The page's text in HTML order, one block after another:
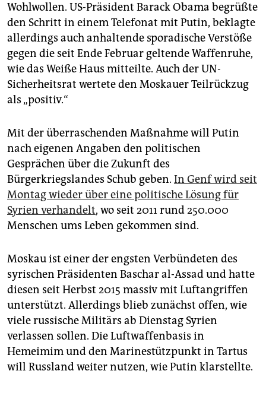
genossenschaft
epaper login
Wohlwollen. US-Präsident Barack Obama begrüßte
den Schritt in einem Telefonat mit Putin, beklagte
allerdings auch anhaltende sporadische Verstöße
gegen die seit Ende Februar geltende Waffenruhe,
wie das Weiße Haus mitteilte. Auch der UN-
Sicherheitsrat wertete den Moskauer Teilrückzug
als „positiv.“
Mit der überraschenden Maßnahme will Putin
nach eigenen Angaben den politischen
Gesprächen über die Zukunft des
Bürgerkriegslandes Schub geben. In Genf wird seit
Montag wieder über eine politische Lösung für
Syrien verhandelt, wo seit 2011 rund 250.000
Menschen ums Leben gekommen sind.
Moskau ist einer der engsten Verbündeten des
syrischen Präsidenten Baschar al-Assad und hatte
diesen seit Herbst 2015 massiv mit Luftangriffen
unterstützt. Allerdings blieb zunächst offen, wie
viele russische Militärs ab Dienstag Syrien
verlassen sollen. Die Luftwaffenbasis in
Hemeimim und den Marinestützpunkt in Tartus
will Russland weiter nutzen, wie Putin klarstellte.